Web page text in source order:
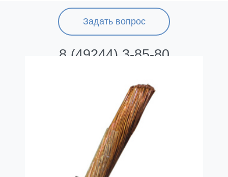
Задать вопрос
8 (49244) 3-85-80